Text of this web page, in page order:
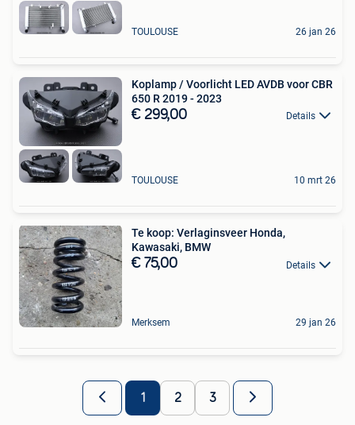
TOULOUSE 26 jan 26
Koplamp / Voorlicht LED AVDB voor CBR
650 R 2019 - 2023
€ 299,00 Details
TOULOUSE 10 mrt 26
Te koop: Verlaginsveer Honda,
Kawasaki, BMW
€ 75,00 Details
Merksem 29 jan 26
1 2 3